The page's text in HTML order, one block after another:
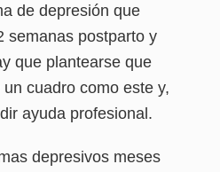
de depresión que
semanas postparto y
que plantearse que
cuadro como este y,
ayuda profesional.
depresivos meses